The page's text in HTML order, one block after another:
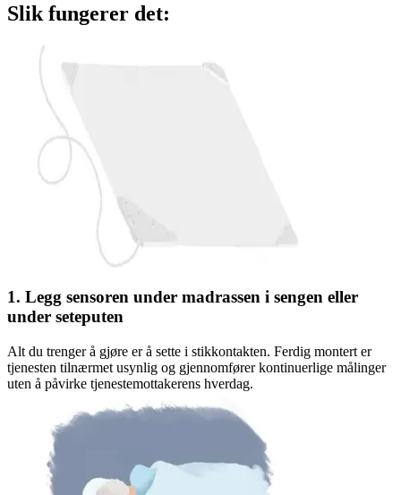
Slik fungerer det:
1. Legg sensoren under madrassen i sengen eller
under seteputen
Alt du trenger å gjøre er å sette i stikkontakten. Ferdig montert er
tjenesten tilnærmet usynlig og gjennomfører kontinuerlige målinger
uten å påvirke tjenestemottakerens hverdag.